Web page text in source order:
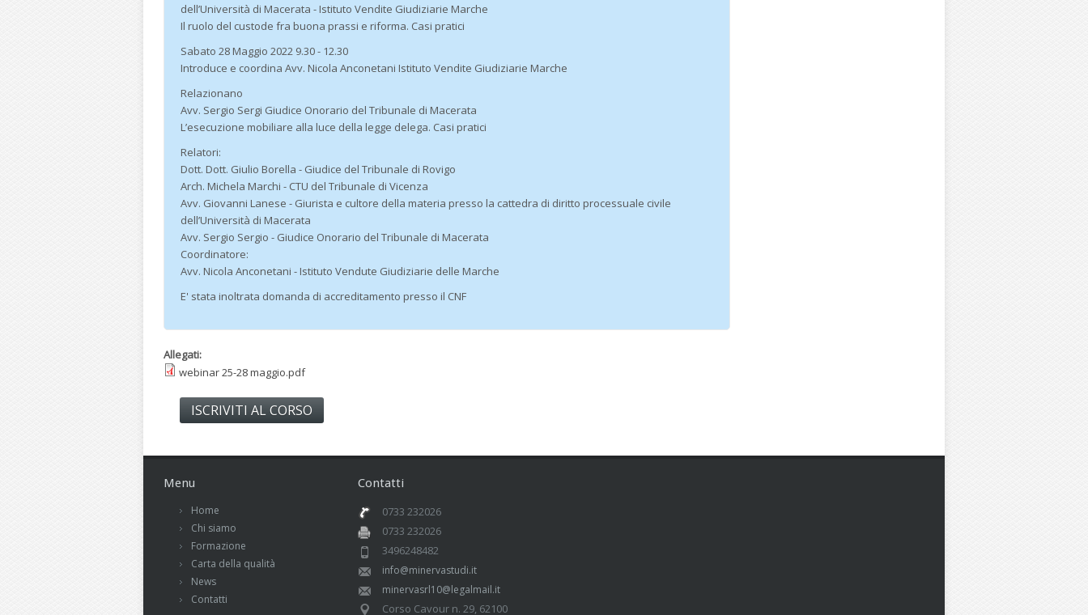
dell’Università di Macerata - Istituto Vendite Giudiziarie Marche
Il ruolo del custode fra buona prassi e riforma. Casi pratici
Sabato 28 Maggio 2022 9.30 - 12.30
Introduce e coordina Avv. Nicola Anconetani Istituto Vendite Giudiziarie Marche
Relazionano
Avv. Sergio Sergi Giudice Onorario del Tribunale di Macerata
L’esecuzione mobiliare alla luce della legge delega. Casi pratici
Relatori:
Dott. Dott. Giulio Borella - Giudice del Tribunale di Rovigo
Arch. Michela Marchi - CTU del Tribunale di Vicenza
Avv. Giovanni Lanese - Giurista e cultore della materia presso la cattedra di diritto processuale civile
dell’Università di Macerata
Avv. Sergio Sergio - Giudice Onorario del Tribunale di Macerata
Coordinatore:
Avv. Nicola Anconetani - Istituto Vendute Giudiziarie delle Marche
E' stata inoltrata domanda di accreditamento presso il CNF
Allegati:
webinar 25-28 maggio.pdf
ISCRIVITI AL CORSO
Menu
Home
Chi siamo
Formazione
Carta della qualità
News
Contatti
Contatti
0733 232026
0733 232026
3496248482
info@minervastudi.it
minervasrl10@legalmail.it
Corso Cavour n. 29, 62100